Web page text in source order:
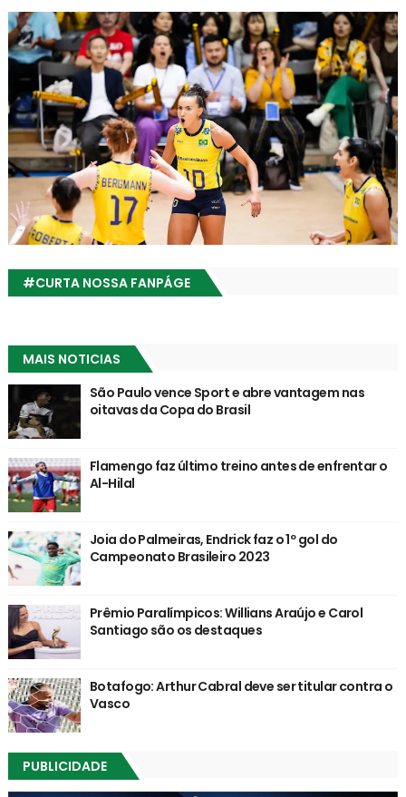
#CURTA NOSSA FANPÁGE
MAIS NOTICIAS
São Paulo vence Sport e abre vantagem nas
oitavas da Copa do Brasil
Flamengo faz último treino antes de enfrentar o
Al-Hilal
Joia do Palmeiras, Endrick faz o 1º gol do
Campeonato Brasileiro 2023
Prêmio Paralímpicos: Willians Araújo e Carol
Santiago são os destaques
Botafogo: Arthur Cabral deve ser titular contra o
Vasco
PUBLICIDADE